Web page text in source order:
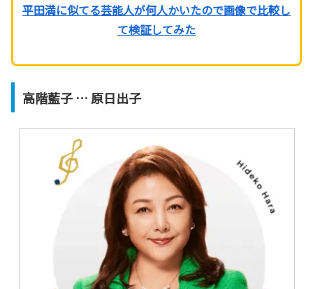
平田満に似てる芸能人が何人かいたので画像で比較し
て検証してみた
高階藍子 … 原日出子